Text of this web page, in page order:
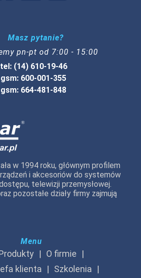
Masz pytanie?
pn-pt od 7:00 - 15:00
tel: (14) 610-19-46
gsm: 600-001-355
gsm: 664-481-848
w 1994 roku, głównym profilem
i akcesoriów do systemów
telewizji przemysłowej.
pozostałe działy firmy zajmują
Menu
O firmie
klienta
Szkolenia